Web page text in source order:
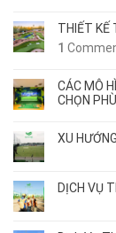
THIẾT KẾ
1
CÁC MÔ
CHỌN
XU
DỊCH VỤ